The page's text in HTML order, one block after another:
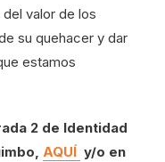
valor de los
su quehacer y dar
estamos
2 de Identidad
AQUÍ y/o en